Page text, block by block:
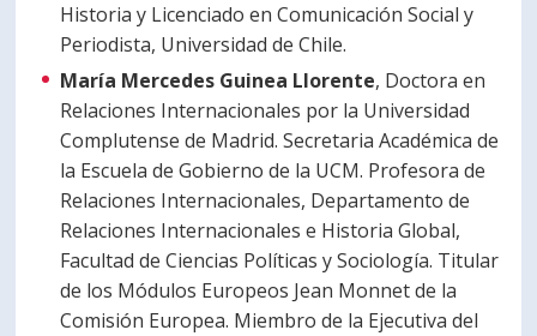
Historia y Licenciado en Comunicación Social y
Periodista, Universidad de Chile.
María Mercedes Guinea Llorente, Doctora en
Relaciones Internacionales por la Universidad
Complutense de Madrid. Secretaria Académica de
la Escuela de Gobierno de la UCM. Profesora de
Relaciones Internacionales, Departamento de
Relaciones Internacionales e Historia Global,
Facultad de Ciencias Políticas y Sociología. Titular
de los Módulos Europeos Jean Monnet de la
Comisión Europea. Miembro de la Ejecutiva del